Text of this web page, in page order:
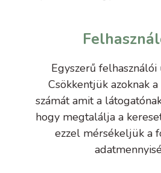
Egyszerű felhasználói
Csökkentjük azoknak
számát amit a
hogy megtalálja a
ezzel mérsékeljük a